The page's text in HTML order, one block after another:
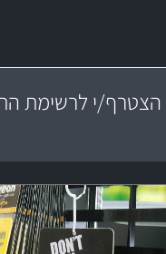
יותר מ- 400 מוצרי טיפוח לרכב
בקרו במחלקת מוצרי
מקצועיות
ושירות מצויין
הצטרף/י לרשימת